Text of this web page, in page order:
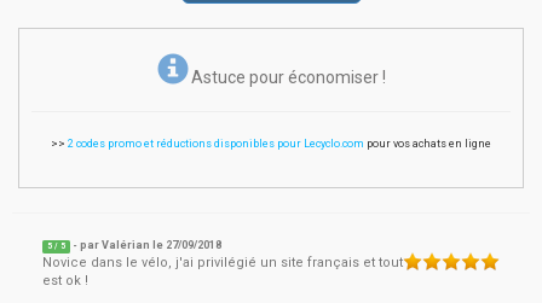
Astuce pour économiser !
>> 2 codes promo et réductions disponibles pour Lecyclo.com pour vos achats en ligne
5 / 5 - parValérian le 27/09/2018
Novice dans le vélo, j'ai privilégié un site français et tout
est ok !